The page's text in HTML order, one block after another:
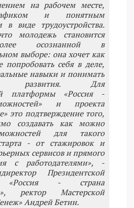
на рабочем месте,
и понятным
в виде трудоустройства.
молодежь становится
осознанной в
выборе: она хочет как
себя в деле,
навыки и понимать
развития. Для
платформы «Россия -
и проекта
это подтверждение того,
создавать как можно
для такого
- от стажировок и
сервисов и прямого
с работодателями», -
Президентской
«Россия - страна
ректор Мастерской
Андрей Бетин.